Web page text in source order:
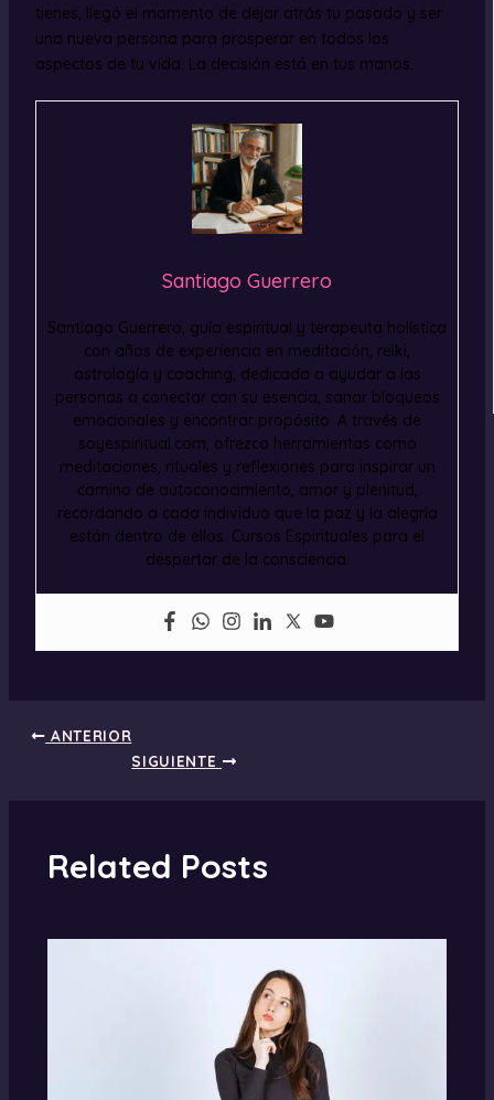
tienes, llegó el momento de dejar atrás tu pasado y ser
una nueva persona para prosperar en todos los
aspectos de tu vida. La decisión está en tus manos.
Santiago Guerrero
Santiago Guerrero, guía espiritual y terapeuta holística
con años de experiencia en meditación, reiki,
astrología y coaching, dedicada a ayudar a las
personas a conectar con su esencia, sanar bloqueos
emocionales y encontrar propósito. A través de
soyespiritual.com, ofrezco herramientas como
meditaciones, rituales y reflexiones para inspirar un
camino de autoconocimiento, amor y plenitud,
recordando a cada individuo que la paz y la alegría
están dentro de ellos. Cursos Espirituales para el
despertar de la consciencia.
ANTERIOR
SIGUIENTE
Related Posts